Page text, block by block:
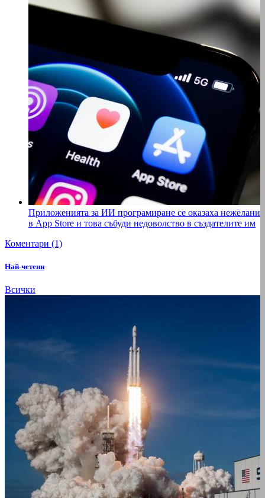
Приложенията за ИИ програмиране се оказаха нежелани
в App Store и това събуди недоволство в създателите им
Коментари (1)
Най-четени
Всички